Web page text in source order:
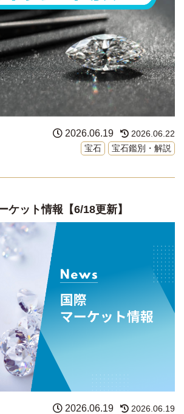
2026.06.19
2026.06.22
宝石
宝石鑑別・解説
ケット情報【6/18更新】
2026.06.19
2026.06.19